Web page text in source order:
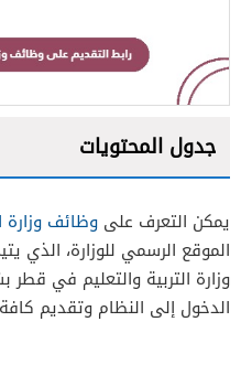
جدول المحتويات
2
يمكن التعرف على وظائف وزارة
الموقع الرسمي للوزارة،
وزارة التربية والتعليم في
الدخول إلى النظام وتقديم كافة